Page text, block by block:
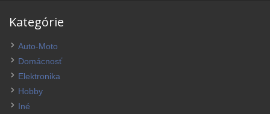
Kategórie
Auto-Moto
Domácnosť
Elektronika
Hobby
Iné